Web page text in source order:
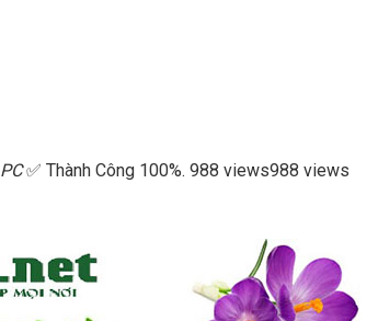
PC✅ Thành Công 100%. 988 views988 views